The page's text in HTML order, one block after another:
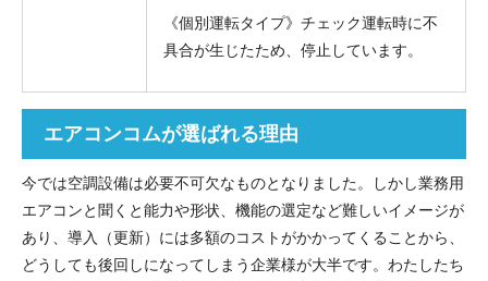
《個別運転タイプ》チェック運転時に不
具合が生じたため、停止しています。
エアコンコムが選ばれる理由
今では空調設備は必要不可欠なものとなりました。しかし業務用
エアコンと聞くと能力や形状、機能の選定など難しいイメージが
あり、導入（更新）には多額のコストがかかってくることから、
どうしても後回しになってしまう企業様が大半です。わたしたち